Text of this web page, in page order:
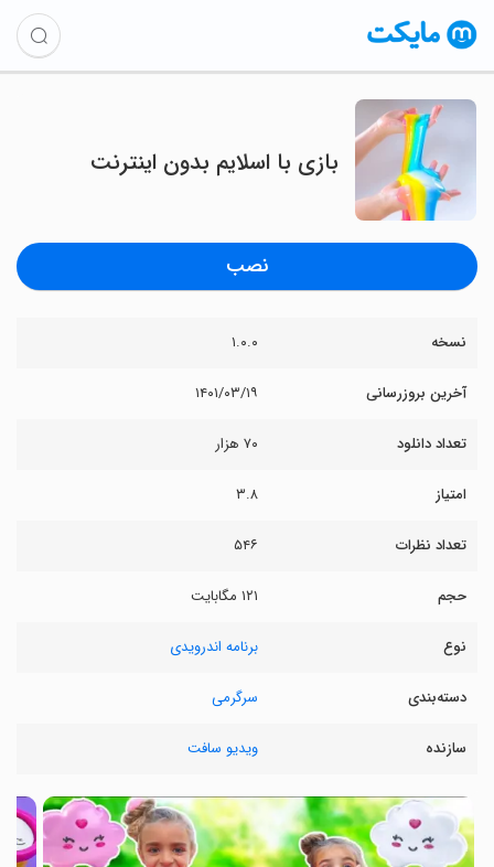
بازی با اسلایم بدون اینترنت
نصب
نسخه ۱.۰.۰
آخرین بروزرسانی ۱۴۰۱/۰۳/۱۹
تعداد دانلود ۷۰ هزار
امتیاز ۳.۸
تعداد نظرات ۵۴۶
حجم ۱۲۱ مگابایت
نوع برنامه اندرویدی
دسته‌بندی سرگرمی
سازنده ویدیو سافت